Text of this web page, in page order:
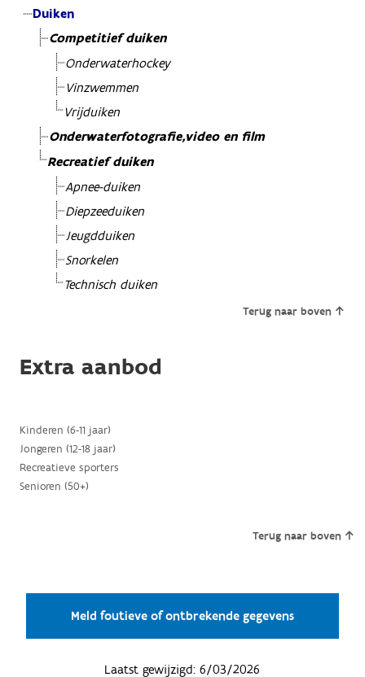
Duiken
Competitief duiken
Onderwaterhockey
Vinzwemmen
Vrijduiken
Onderwaterfotografie,video en film
Recreatief duiken
Apnee-duiken
Diepzeeduiken
Jeugdduiken
Snorkelen
Technisch duiken
Terug naar boven
Extra aanbod
Kinderen (6-11 jaar)
Jongeren (12-18 jaar)
Recreatieve sporters
Senioren (50+)
Terug naar boven
Meld foutieve of ontbrekende gegevens
Laatst gewijzigd:6/03/2026